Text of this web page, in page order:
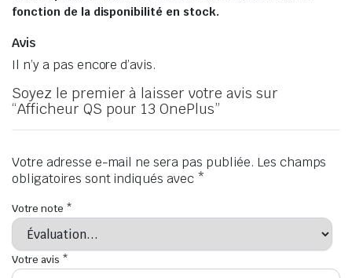
fonction de la disponibilité en stock.
Avis
Il n’y a pas encore d’avis.
Soyez le premier à laisser votre avis sur
“Afficheur QS pour 13 OnePlus”
Votre adresse e-mail ne sera pas publiée. Les champs
obligatoires sont indiqués avec *
Votre note *
Votre avis *